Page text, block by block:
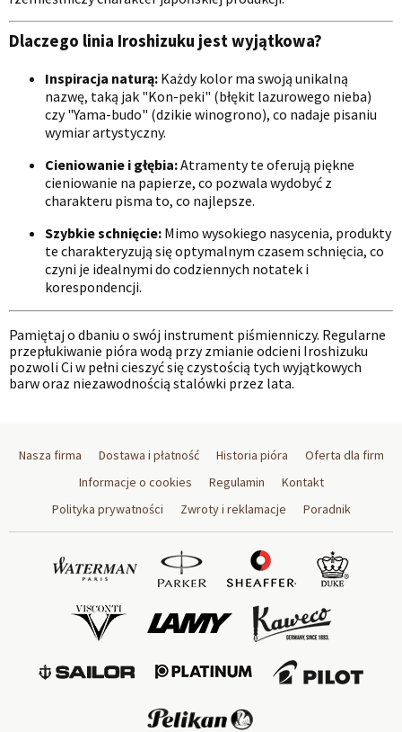
Dlaczego linia Iroshizuku jest wyjątkowa?
Inspiracja naturą: Każdy kolor ma swoją unikalną
nazwę, taką jak "Kon-peki" (błękit lazurowego nieba)
czy "Yama-budo" (dzikie winogrono), co nadaje pisaniu
wymiar artystyczny.
Cieniowanie i głębia:Atramenty te oferują piękne
cieniowanie na papierze, co pozwala wydobyć z
charakteru pisma to, co najlepsze.
Szybkie schnięcie: Mimo wysokiego nasycenia, produkty
te charakteryzują się optymalnym czasem schnięcia, co
czyni je idealnymi do codziennych notatek i
korespondencji.
Pamiętaj o dbaniu o swój instrument piśmienniczy. Regularne
przepłukiwanie pióra wodą przy zmianie odcieni Iroshizuku
pozwoli Ci w pełni cieszyć się czystością tych wyjątkowych
barw oraz niezawodnością stalówki przez lata.
Nasza firma Dostawa i płatność Historia pióra
Oferta dla firm
Informacje o cookies
Regulamin
Kontakt
Polityka prywatności
Zwroty i reklamacje Poradnik